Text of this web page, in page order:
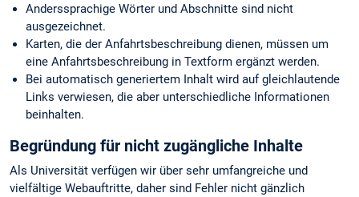
Anderssprachige Wörter und Abschnitte sind nicht
ausgezeichnet.
Karten, die der Anfahrtsbeschreibung dienen, müssen um
eine Anfahrtsbeschreibung in Textform ergänzt werden.
Bei automatisch generiertem Inhalt wird auf gleichlautende
Links verwiesen, die aber unterschiedliche Informationen
beinhalten.
Begründung für nicht zugängliche Inhalte
Als Universität verfügen wir über sehr umfangreiche und
vielfältige Webauftritte, daher sind Fehler nicht gänzlich